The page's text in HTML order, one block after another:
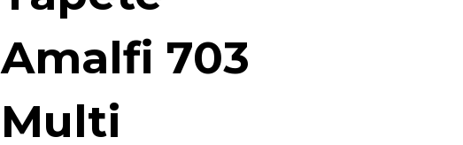
Amalfi 703
Multi